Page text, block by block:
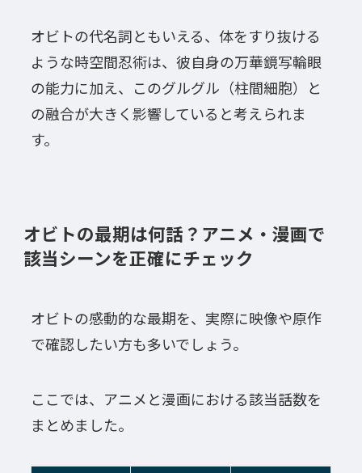
オビトの代名詞ともいえる、体をすり抜ける
ような時空間忍術は、彼自身の万華鏡写輪眼
の能力に加え、このグルグル（柱間細胞）と
の融合が大きく影響していると考えられま
す。
オビトの最期は何話？アニメ・漫画で
該当シーンを正確にチェック
オビトの感動的な最期を、実際に映像や原作
で確認したい方も多いでしょう。
ここでは、アニメと漫画における該当話数を
まとめました。